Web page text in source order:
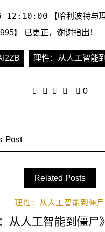
12:10:00 【哈利波特与
】 已更正，谢谢指出！
理性：从人工智能
0
Post
Related Posts
理性：从人工智能到僵尸
从人工智能到僵尸